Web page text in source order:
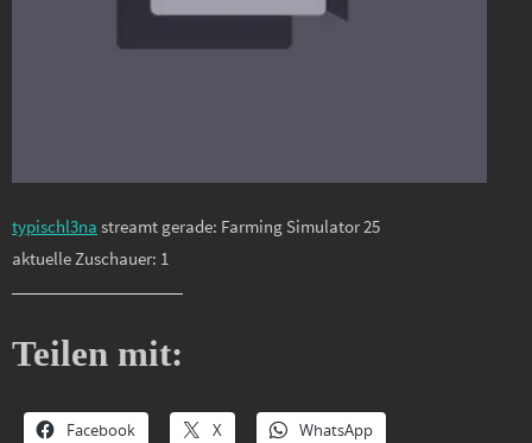
typischl3na streamt gerade: Farming Simulator 25
aktuelle Zuschauer: 1
Teilen mit:
Facebook X WhatsApp